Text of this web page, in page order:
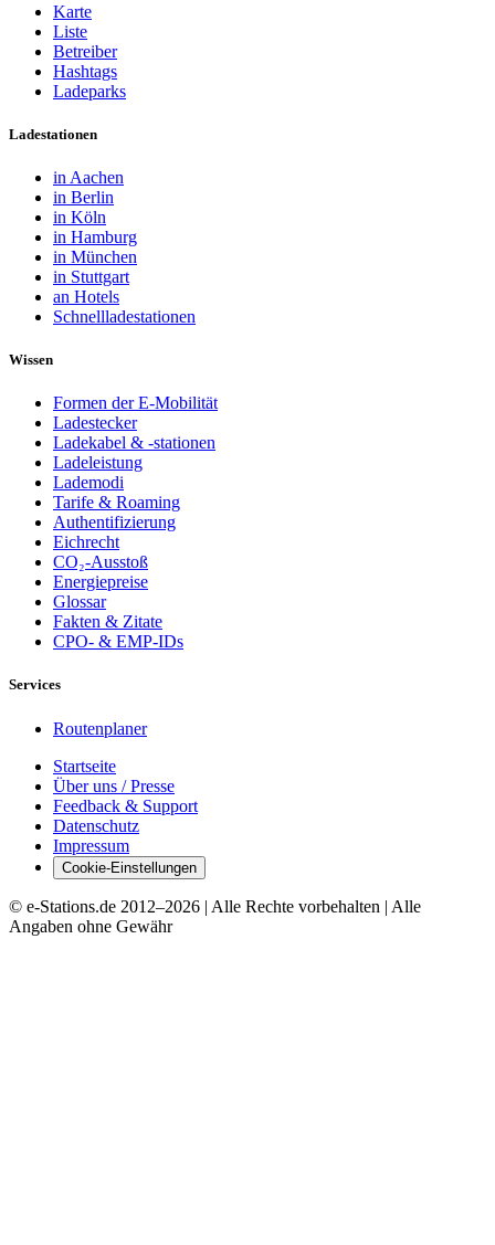
Karte
Liste
Betreiber
Hashtags
Ladeparks
Ladestationen
in Aachen
in Berlin
in Köln
in Hamburg
in München
in Stuttgart
an Hotels
Schnellladestationen
Wissen
Formen der E-Mobilität
Ladestecker
Ladekabel & -stationen
Ladeleistung
Lademodi
Tarife & Roaming
Authentifizierung
Eichrecht
CO₂-Ausstoß
Energiepreise
Glossar
Fakten & Zitate
CPO- & EMP-IDs
Services
Routenplaner
Startseite
Über uns / Presse
Feedback & Support
Datenschutz
Impressum
Cookie-Einstellungen
© e-Stations.de 2012–2026 | Alle Rechte vorbehalten | Alle
Angaben ohne Gewähr